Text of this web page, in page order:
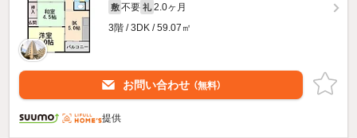
敷 不要 礼 2.0ヶ月
3階 / 3DK / 59.07㎡
お問い合わせ （無料）
提供